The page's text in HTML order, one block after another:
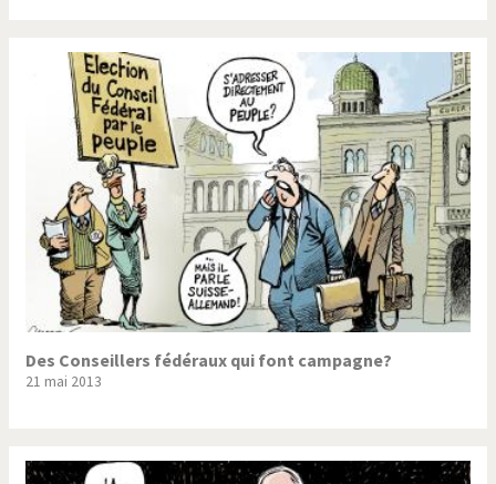
Des Conseillers fédéraux qui font campagne?
21 mai 2013